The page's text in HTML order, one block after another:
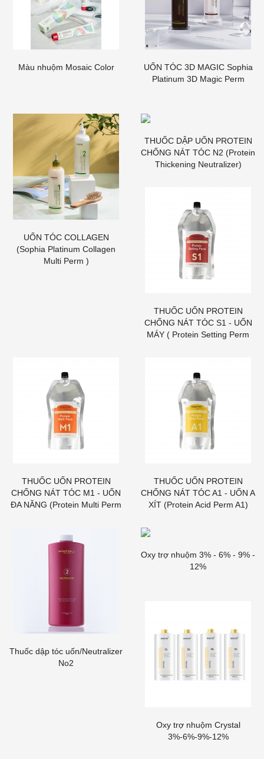
Màu nhuộm Mosaic Color
UỐN TÓC 3D MAGIC Sophia
Platinum 3D Magic Perm
UỐN TÓC COLLAGEN
(Sophia Platinum Collagen
Multi Perm )
THUỐC DẬP UỐN PROTEIN
CHỐNG NÁT TÓC N2 (Protein
Thickening Neutralizer)
THUỐC UỐN PROTEIN
CHỐNG NÁT TÓC S1 - UỐN
MÁY ( Protein Setting Perm
THUỐC UỐN PROTEIN
CHỐNG NÁT TÓC M1 - UỐN
ĐA NĂNG (Protein Multi Perm
THUỐC UỐN PROTEIN
CHỐNG NÁT TÓC A1 - UỐN A
XÍT (Protein Acid Perm A1)
Thuốc dập tóc uốn/Neutralizer
No2
Oxy trợ nhuộm 3% - 6% - 9% -
12%
Oxy trợ nhuộm Crystal
3%-6%-9%-12%